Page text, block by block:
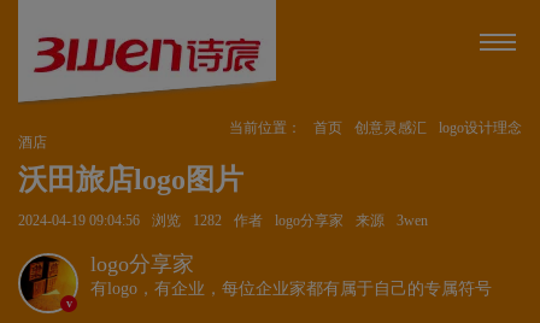
当前位置： 首页 创意灵感汇
logo设计理念
酒店
沃田旅店logo图片
2024-04-19 09:04:56 浏览 1282 作者 logo分享家 来源 3wen
v
logo分享家
有logo，有企业，每位企业家都有属于自己的专属符号